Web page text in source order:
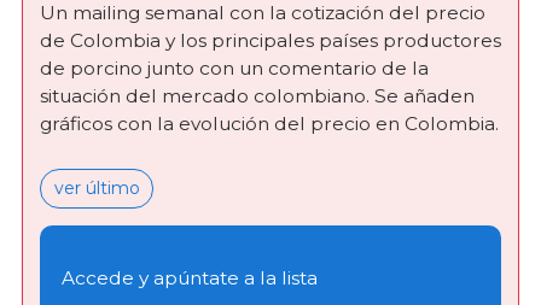
Un mailing semanal con la cotización del precio
de Colombia y los principales países productores
de porcino junto con un comentario de la
situación del mercado colombiano. Se añaden
gráficos con la evolución del precio en Colombia.
ver último
Accede y apúntate a la lista